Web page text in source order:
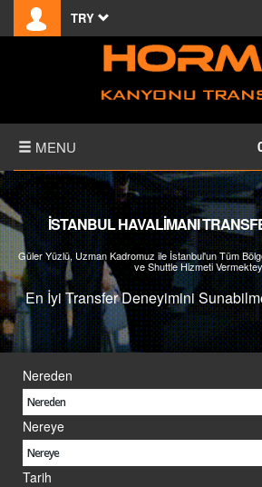
TRY
MENU
ANASAYFA
HORMA KANYONU
KIRALAMA
S.S.S.
ÜYE GİRİŞİ /
İSTANBUL HAVALİMANI
Güler Yüzlü, Uzman Kadromuz ile İstanbul'un Tüm
ve Shuttle Hizmeti
En İyi Transfer Deneyimini
Nereden
Nereye
Tarih